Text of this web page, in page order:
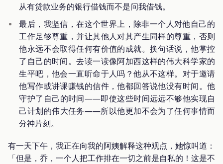
从有贷款业务的银行借钱而不是问我借钱。
最后，我坚信，在这个世界上，除非一个人对他自己的
工作足够尊重，并让其他人对其产生同样的尊重，否则
他永远不会取得任何有价值的成就。换句话说，他掌控
了自己的时间。去读一读像阿加西这样的伟大科学家的
生平吧，他会一直听命于人吗？他从不这样。对于邀请
他写作或讲课赚钱的信件，他都回答说他没有时间。他
守护了自己的时间——即使这些时间远远不够他实现自
己计划的伟大任务——所以他更加不会为了任何事情而
分神片刻。
有一天下午，我正在向我的阿姨解释这种观点，她惊叫道：
「但是，乔，一个人把工作排在一切之前是自私的！这是不